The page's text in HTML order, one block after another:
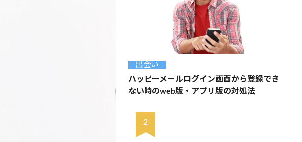
出会い
ハッピーメールログイン画面から登録でき
ない時のweb版・アプリ版の対処法